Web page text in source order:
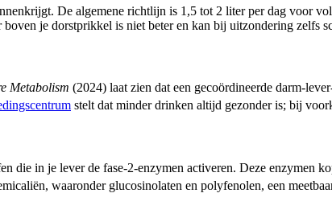
De algemene richtlijn is 1,5 tot 2 liter per dag voor
je dorstprikkel is niet beter en kan bij uitzondering zelfs
Metabolism (2024) laat zien dat een gecoördineerde darm-
stelt dat minder drinken altijd gezonder is; bij
in je lever de fase-2-enzymen activeren. Deze enzymen
waaronder glucosinolaten en polyfenolen, een